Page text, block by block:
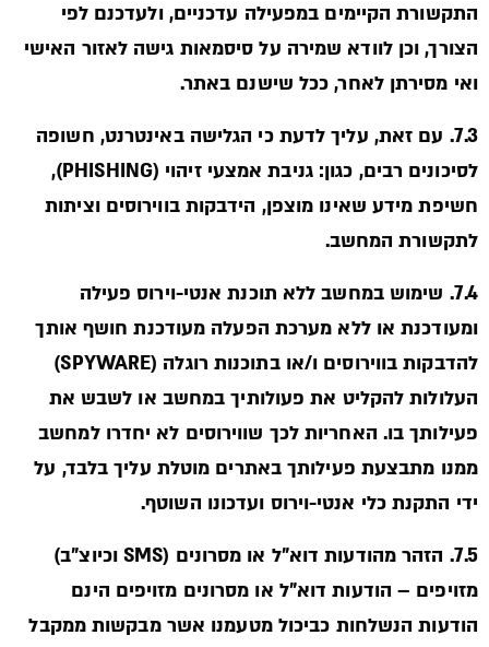
התקשורת הקיימים במפעילה עדכניים, ולעדכנם לפי
הצורך, וכן לוודא שמירה על סיסמאות גישה לאזור האישי
ואי מסירתן לאחר, ככל שישנם באתר.
7.3. עם זאת, עליך לדעת כי הגלישה באינטרנט, חשופה
לסיכונים רבים, כגון: גניבת אמצעי זיהוי (PHISHING),
חשיפת מידע שאינו מוצפן, הידבקות בווירוסים וציתות
לתקשורת המחשב.
7.4. שימוש במחשב ללא תוכנת אנטי-וירוס פעילה
ומעודכנת או ללא מערכת הפעלה מעודכנת חושף אותך
להדבקות בווירוסים ו/או בתוכנות רוגלה (SPYWARE)
העלולות להקליט את פעולותיך במחשב או לשבש את
פעילותך בו. האחריות לכך שווירוסים לא יחדרו למחשב
ממנו מתבצעת פעילותך באתרים מוטלת עליך בלבד, על
ידי התקנת כלי אנטי-וירוס ועדכונו השוטף.
7.5. הזהר מהודעות דוא"ל או מסרונים (SMS וכיוצ"ב)
מזויפים – הודעות דוא"ל או מסרונים מזויפים הינם
הודעות הנשלחות כביכול מטעמנו אשר מבקשות ממקבל